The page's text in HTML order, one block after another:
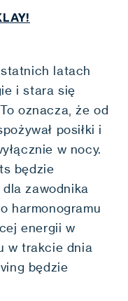
latach
i stara się
oznacza, że od
posiłki i
w nocy.
będzie
zawodnika
harmonogramu
energii w
w trakcie dnia
będzie